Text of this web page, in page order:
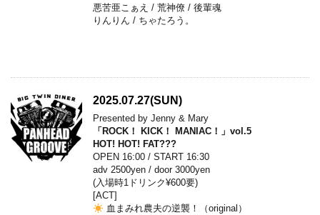
悪苦亜こぁえ / 荒神僚 / 後輩魂
りんりん / ちゃたろう。
2025.07.27(SUN)
Presented by Jenny & Mary
「ROCK！ KICK！ MANIAC！」vol.5
HOT! HOT! FAT???
OPEN 16:00 / START 16:30
adv 2500yen / door 3000yen
(入場時1ドリンク¥600要)
[ACT]
血まみれ農夫の逆襲！（original）